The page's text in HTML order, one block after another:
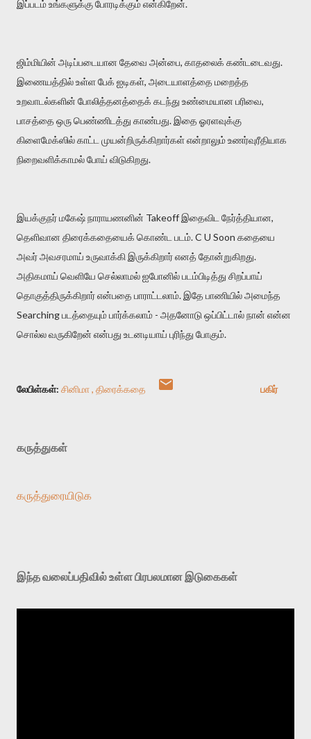
இப்படம் உங்களுக்கு போரடிக்கும் என்கிறேன்.
ஜிம்மியின் அடிப்படையான தேவை அன்பை, காதலைக் கண்டடைவது.
இணையத்தில் உள்ள பேக் ஐடிகள், அடையாளத்தை மறைத்த
உறவாடல்களின் போலித்தனத்தைக் கடந்து உண்மையான பரிவை,
பாசத்தை ஒரு பெண்ணிடத்து காண்பது. இதை ஓரளவுக்கு
கிளைமேக்ஸில் காட்ட முயன்றிருக்கிறார்கள் என்றாலும் உணர்வுரீதியாக
நிறைவளிக்காமல் போய் விடுகிறது.
இயக்குநர் மகேஷ் நாராயணனின் Takeoff இதைவிட நேர்த்தியான,
தெளிவான திரைக்கதையைக் கொண்ட படம். C U Soon கதையை
அவர் அவசரமாய் உருவாக்கி இருக்கிறார் எனத் தோன்றுகிறது.
அதிகமாய் வெளியே செல்லாமல் ஐபோனில் படம்பிடித்து சிறப்பாய்
தொகுத்திருக்கிறார் என்பதை பாராட்டலாம். இதே பாணியில் அமைந்த
Searching படத்தையும் பார்க்கலாம் - அதனோடு ஒப்பிட்டால் நான் என்ன
சொல்ல வருகிறேன் என்பது உடனடியாய் புரிந்து போகும்.
லேபிள்கள்: சினிமா திரைக்கதை பகிர்
கருத்துகள்
கருத்துரையிடுக
இந்த வலைப்பதிவில் உள்ள பிரபலமான இடுகைகள்